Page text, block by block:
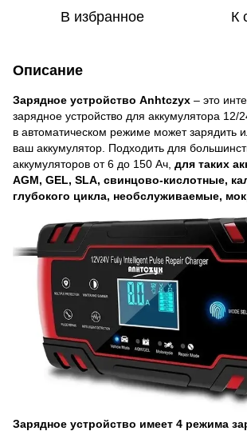
В избранное К
Описание
Зарядное устройство Anhtczyx – это
зарядное устройство для аккумулятора 12/
в автоматическом режиме может зарядить
ваш аккумулятор. Подходить для
аккумуляторов от 6 до 150 Ач, для таких
AGM, GEL, SLA, свинцово-кислотные,
глубокого цикла, необслуживаемые,
Зарядное устройство имеет 4 режима